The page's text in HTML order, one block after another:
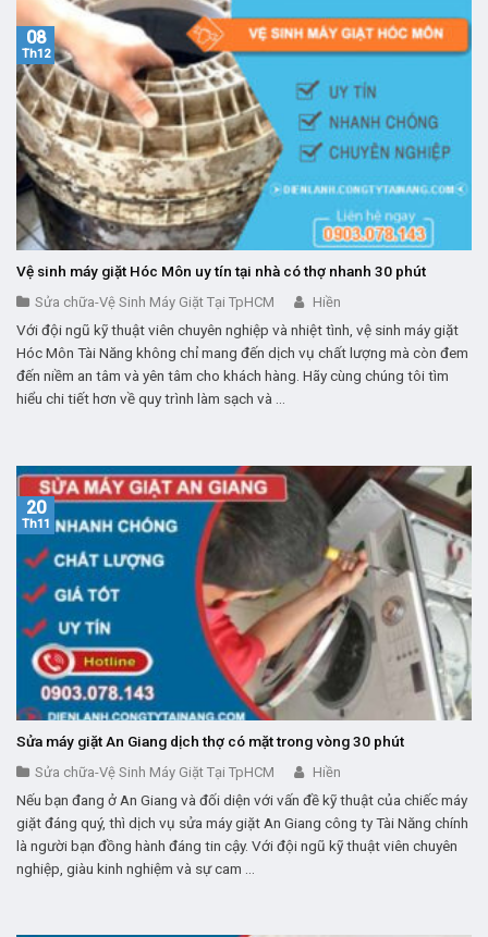
Vệ sinh máy giặt Hóc Môn uy tín tại nhà có thợ nhanh 30 phút
Sửa chữa-Vệ Sinh Máy Giặt Tại TpHCM Hiền
Với đội ngũ kỹ thuật viên chuyên nghiệp và nhiệt tình, vệ sinh máy giặt
Hóc Môn Tài Năng không chỉ mang đến dịch vụ chất lượng mà còn đem
đến niềm an tâm và yên tâm cho khách hàng. Hãy cùng chúng tôi tìm
hiểu chi tiết hơn về quy trình làm sạch và ...
08
Th12
Sửa máy giặt An Giang dịch thợ có mặt trong vòng 30 phút
Sửa chữa-Vệ Sinh Máy Giặt Tại TpHCM Hiền
Nếu bạn đang ở An Giang và đối diện với vấn đề kỹ thuật của chiếc máy
giặt đáng quý, thì dịch vụ sửa máy giặt An Giang công ty Tài Năng chính
là người bạn đồng hành đáng tin cậy. Với đội ngũ kỹ thuật viên chuyên
nghiệp, giàu kinh nghiệm và sự cam ...
20
Th11